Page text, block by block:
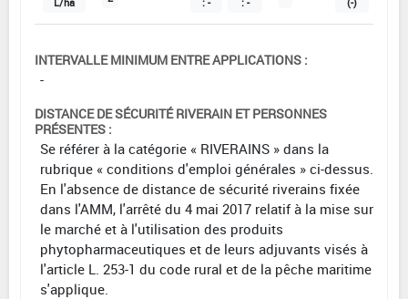
INTERVALLE MINIMUM ENTRE APPLICATIONS :
-
DISTANCE DE SÉCURITÉ RIVERAIN ET PERSONNES
PRÉSENTES :
Se référer à la catégorie « RIVERAINS » dans la
rubrique « conditions d'emploi générales » ci-dessus.
En l'absence de distance de sécurité riverains fixée
dans l'AMM, l'arrêté du 4 mai 2017 relatif à la mise sur
le marché et à l'utilisation des produits
phytopharmaceutiques et de leurs adjuvants visés à
l'article L. 253-1 du code rural et de la pêche maritime
s'applique.